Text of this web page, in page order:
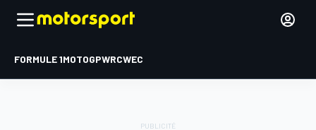
FORMULE 1MOTOGPWRCWEC